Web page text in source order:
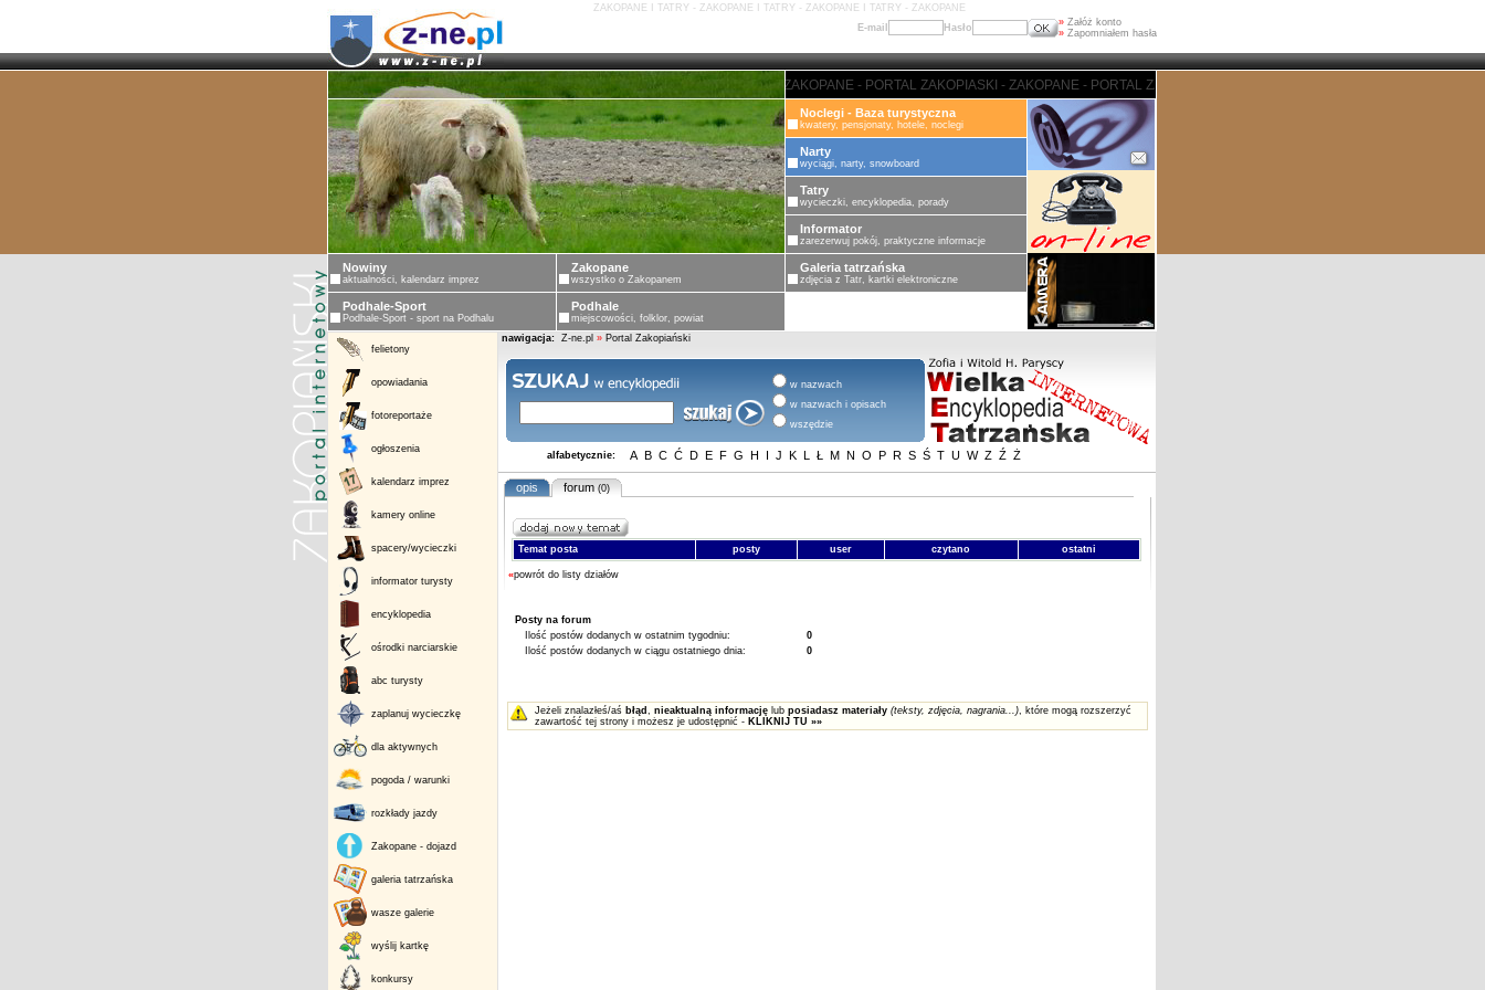
ZAKOPANE I TATRY - ZAKOPANE I TATRY - ZAKOPANE I TATRY - ZAKOPANE
E-mail
Hasło » Załóż konto
» Zapomniałem hasła
ZAKOPANE - PORTAL ZAKOPIASKI - ZAKOPANE - PORTAL ZAKOPIASKI - ZAKOPANE - PORTAL ZAKOPIASKI -
Noclegi - Baza turystyczna
kwatery, pensjonaty, hotele, noclegi
Narty
wyciągi, narty, snowboard
Tatry
wycieczki, encyklopedia, porady
Informator
zarezerwuj pokój, praktyczne informacje
Nowiny
aktualności, kalendarz imprez
Zakopane
wszystko o Zakopanem
Galeria tatrzańska
zdjęcia z Tatr, kartki elektroniczne
Podhale-Sport
Podhale-Sport - sport na Podhalu
Podhale
miejscowości, folklor, powiat
felietony
opowiadania
fotoreportaże
ogłoszenia
kalendarz imprez
kamery online
spacery/wycieczki
informator turysty
encyklopedia
ośrodki narciarskie
abc turysty
zaplanuj wycieczkę
dla aktywnych
pogoda / warunki
rozkłady jazdy
Zakopane - dojazd
galeria tatrzańska
wasze galerie
wyślij kartkę
konkursy
nawigacja: Z-ne.pl » Portal Zakopiański
w nazwach
w nazwach i opisach
wszędzie
alfabetycznie: A B C Ć D E F G H I J K L Ł M N O P R S Ś T U W Z Ź Ż
opis forum (0)
Temat posta posty user czytano ostatni
«powrót do listy działów
Posty na forum
Ilość postów dodanych w ostatnim tygodniu:
0
Ilość postów dodanych w ciągu ostatniego dnia:
0
Jeżeli znalazłeś/aś błąd , nieaktualną informacjęlub posiadasz materiały (teksty, zdjęcia, nagrania...), które mogą rozszerzyć
zawartość tej strony i możesz je udostępnić - KLIKNIJ TU »»